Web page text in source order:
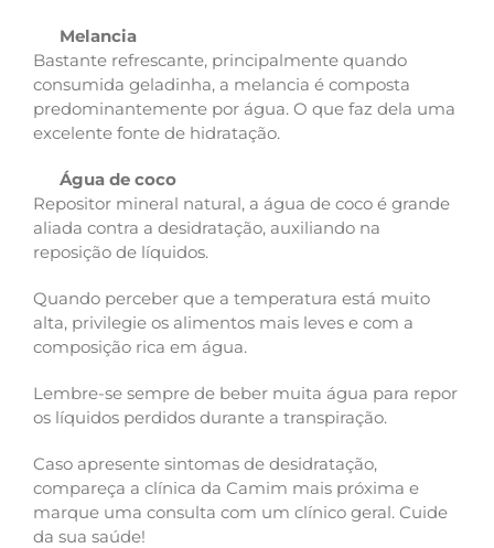
Melancia
Bastante refrescante, principalmente quando
consumida geladinha, a melancia é composta
predominantemente por água. O que faz dela uma
excelente fonte de hidratação.
Água de coco
Repositor mineral natural, a água de coco é grande
aliada contra a desidratação, auxiliando na
reposição de líquidos.
Quando perceber que a temperatura está muito
alta, privilegie os alimentos mais leves e com a
composição rica em água.
Lembre-se sempre de beber muita água para repor
os líquidos perdidos durante a transpiração.
Caso apresente sintomas de desidratação,
compareça a clínica da Camim mais próxima e
marque uma consulta com um clínico geral. Cuide
da sua saúde!